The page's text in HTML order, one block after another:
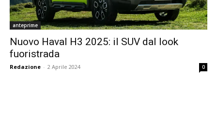
anteprime
Nuovo Haval H3 2025: il SUV dal look
fuoristrada
Redazione - 2 Aprile 2024 0